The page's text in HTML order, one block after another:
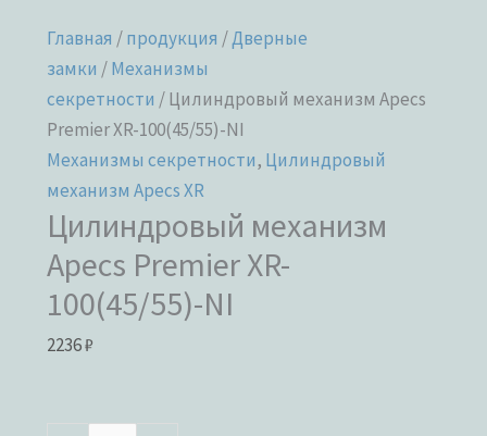
Главная /продукция /Дверные
замки /Механизмы
секретности / Цилиндровый механизм Apecs
Premier XR-100(45/55)-NI
Механизмы секретности, Цилиндровый
механизм Apecs XR
Цилиндровый механизм
Apecs Premier XR-
100(45/55)-NI
2236₽